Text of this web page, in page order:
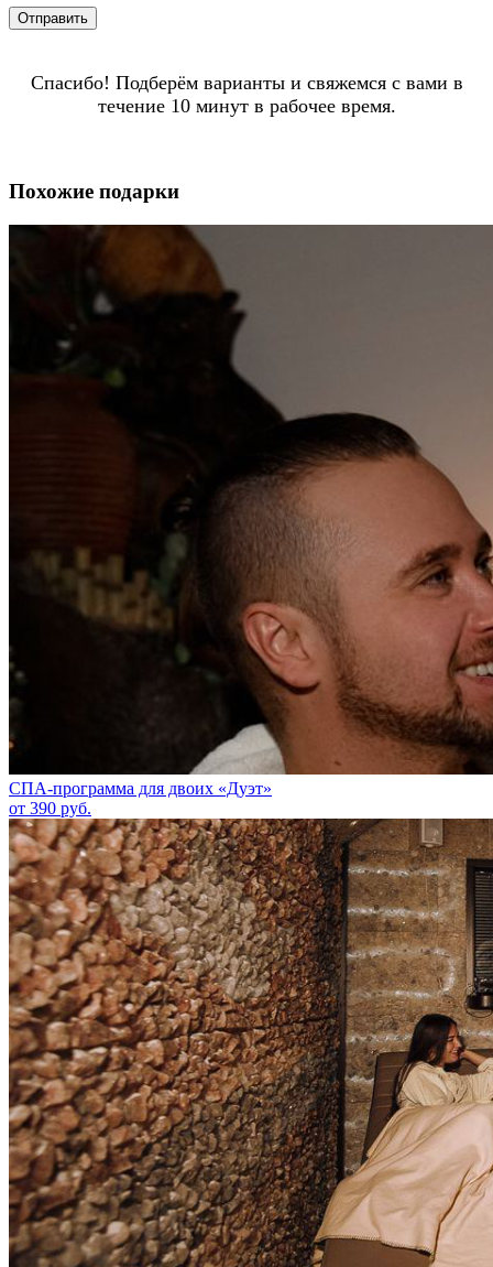
Отправить
Спасибо! Подберём варианты и свяжемся с вами в
течение 10 минут в рабочее время.
Похожие подарки
СПА-программа для двоих «Дуэт»
от 390 руб.